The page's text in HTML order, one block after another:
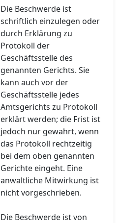
Die Beschwerde ist
schriftlich einzulegen oder
durch Erklärung zu
Protokoll der
Geschäftsstelle des
genannten Gerichts. Sie
kann auch vor der
Geschäftsstelle jedes
Amtsgerichts zu Protokoll
erklärt werden; die Frist ist
jedoch nur gewahrt, wenn
das Protokoll rechtzeitig
bei dem oben genannten
Gerichte eingeht. Eine
anwaltliche Mitwirkung ist
nicht vorgeschrieben.
Die Beschwerde ist von